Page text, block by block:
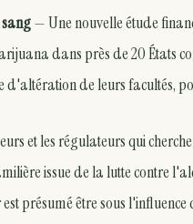
— Une nouvelle étude
dans près de 20 États
d'altération de leurs facultés,
et les régulateurs qui
issue de la lutte contre
présumé être sous